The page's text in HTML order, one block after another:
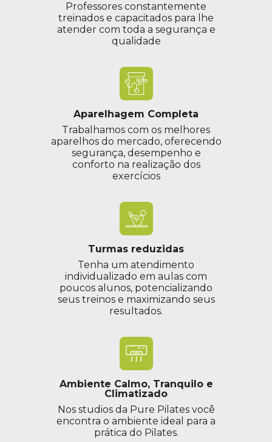
Professores constantemente
treinados e capacitados para lhe
atender com toda a segurança e
qualidade
Aparelhagem Completa
Trabalhamos com os melhores
aparelhos do mercado, oferecendo
segurança, desempenho e
conforto na realização dos
exercícios
Turmas reduzidas
Tenha um atendimento
individualizado em aulas com
poucos alunos, potencializando
seus treinos e maximizando seus
resultados.
Ambiente Calmo, Tranquilo e
Climatizado
Nos studios da Pure Pilates você
encontra o ambiente ideal para a
prática do Pilates.